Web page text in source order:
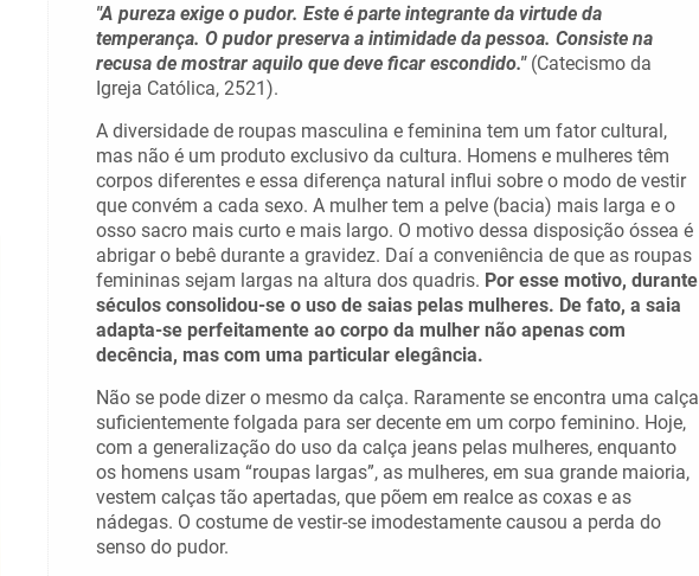
"A pureza exige o pudor. Este é parte integrante da virtude da
temperança. O pudor preserva a intimidade da pessoa. Consiste na
recusa de mostrar aquilo que deve ficar escondido."(Catecismo da
Igreja Católica, 2521).
A diversidade de roupas masculina e feminina tem um fator cultural,
mas não é um produto exclusivo da cultura. Homens e mulheres têm
corpos diferentes e essa diferença natural influi sobre o modo de vestir
que convém a cada sexo. A mulher tem a pelve (bacia) mais larga e o
osso sacro mais curto e mais largo. O motivo dessa disposição óssea é
abrigar o bebê durante a gravidez. Daí a conveniência de que as roupas
femininas sejam largas na altura dos quadris. Por esse motivo, durante
séculos consolidou-se o uso de saias pelas mulheres. De fato, a saia
adapta-se perfeitamente ao corpo da mulher não apenas com
decência, mas com uma particular elegância.
Não se pode dizer o mesmo da calça. Raramente se encontra uma calça
suficientemente folgada para ser decente em um corpo feminino. Hoje,
com a generalização do uso da calça jeans pelas mulheres, enquanto
os homens usam “roupas largas”, as mulheres, em sua grande maioria,
vestem calças tão apertadas, que põem em realce as coxas e as
nádegas. O costume de vestir-se imodestamente causou a perda do
senso do pudor.